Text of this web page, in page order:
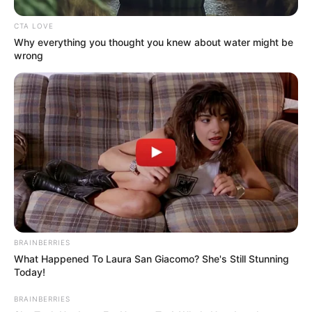
CTA LOVE
Why everything you thought you knew about water might be
wrong
BRAINBERRIES
What Happened To Laura San Giacomo? She's Still Stunning
Today!
BRAINBERRIES